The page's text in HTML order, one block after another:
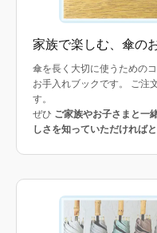
家族で楽しむ、傘の
傘を長く大切に使うための
お手入れブックです。 ご注
す。
ぜひ ご家族やお子さまと一
しさを知っていただければ